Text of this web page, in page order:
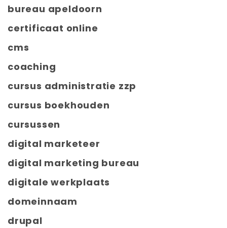
bureau apeldoorn
certificaat online
cms
coaching
cursus administratie zzp
cursus boekhouden
cursussen
digital marketeer
digital marketing bureau
digitale werkplaats
domeinnaam
drupal